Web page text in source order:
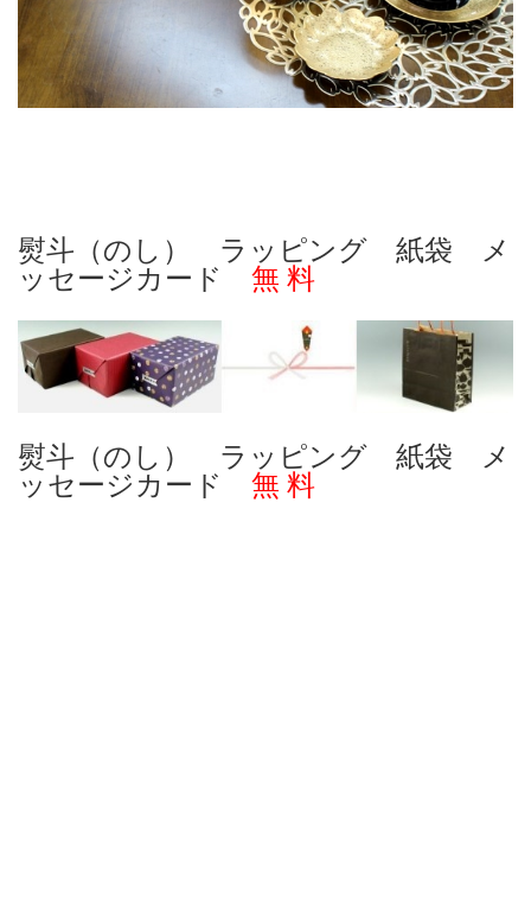
熨斗（のし） ラッピング 紙袋 メ
ッセージカード
無 料
熨斗（のし） ラッピング 紙袋 メ
ッセージカード
無 料